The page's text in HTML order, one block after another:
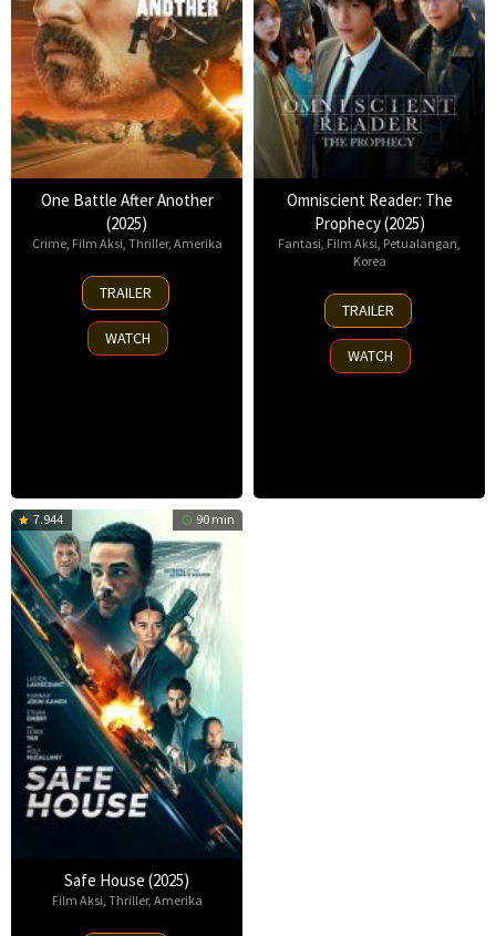
One Battle After Another
(2025)
Crime, Film Aksi Thriller, Amerika
23
Sep
2025
TRAILER
WATCH
Omniscient Reader: The
Prophecy (2025)
Fantasi Film Aksi Petualangan
Korea
23
Jul
2025
TRAILER
WATCH
7.944 90 min
Safe House (2025)
Film Aksi, Thriller, Amerika